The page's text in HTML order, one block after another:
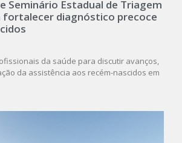
Seminário Estadual de Triagem
fortalecer diagnóstico precoce
da saúde para discutir avanços,
da assistência aos recém-nascidos em